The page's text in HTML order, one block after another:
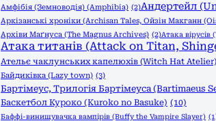
Амфібія (Земноводія) (Amphibia) (2)Андертейл
Аркізанські хроніки (Archisan Tales, Ойзін Макганн
Архіви Маґнуса (The Magnus Archives) (2)Атака
Атака титанів (Attack on Titan,
Ательє чаклунських капелюхів (Witch Hat Atelier)
Байдиківка (Lazy town) (3)
Бартімеус, Трилогія Бартімеуса (Bartimaeus
Баскетбол Куроко (Kuroko no Basuke) (10)
Баффі-винищувачка вампірів (Buffy the Vampire Slayer)